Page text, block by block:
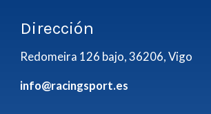
Dirección
Redomeira 126 bajo, 36206, Vigo
info@racingsport.es